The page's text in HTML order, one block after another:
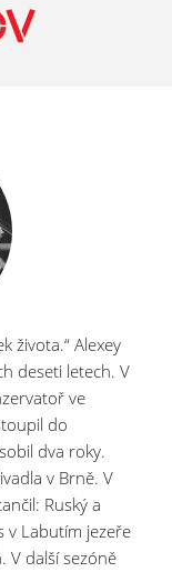
života.“ Alexey
deseti letech. V
ve
do
dva roky.
v Brně. V
Ruský a
v Labutím jezeře
V další sezóně